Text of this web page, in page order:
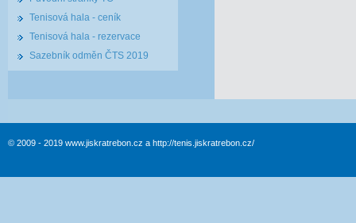
Tenisová hala - ceník
Tenisová hala - rezervace
Sazebník odměn ČTS 2019
© 2009 - 2019 www.jiskratrebon.cz a http://tenis.jiskratrebon.cz/